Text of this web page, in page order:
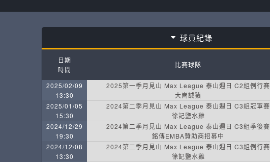
球員紀錄
日期
時間
比賽球隊
2025/02/09
13:30
2025第一季月見山 Max League 泰山週日 C2組例行賽
大崗誠猿
2025/01/05
15:30
2024第二季月見山 Max League 泰山週日 C3組冠軍賽
徐記鹽水雞
2024/12/29
19:30
2024第二季月見山 Max League 泰山週日 C3組季後賽
銘傳EMBA贊助商招募中
2024/12/08
13:30
2024第二季月見山 Max League 泰山週日 C3組例行賽
徐記鹽水雞